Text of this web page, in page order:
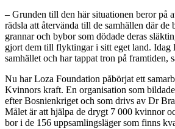
– Grunden till den här situationen beror på
rädsla att återvända till de samhällen där de
grannar och bybor som dödade deras
gjort dem till flyktingar i sitt eget land. Idag
samhället och har tappat tron på framtiden,
Nu har Loza Foundation påbörjat ett
Kvinnors kraft. En organisation som
efter Bosnienkriget och som drivs av Dr
Målet är att hjälpa de drygt 7 000 kvinnor
bor i de 156 uppsamlingsläger som finns